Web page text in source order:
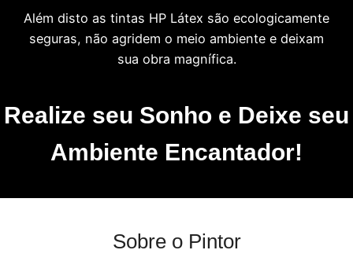
Além disto as tintas HP Látex são ecologicamente
seguras, não agridem o meio ambiente e deixam
sua obra magnífica.
Realize seu Sonho e Deixe seu
Ambiente Encantador!
Sobre o Pintor